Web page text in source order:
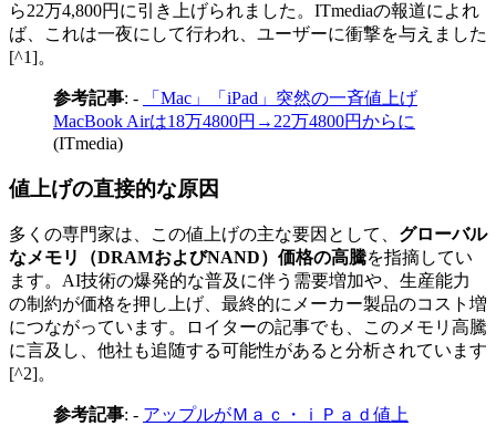
ら22万4,800円に引き上げられました。ITmediaの報道によれ
ば、これは一夜にして行われ、ユーザーに衝撃を与えました
[^1]。
参考記事: -
「Mac」「iPad」突然の一斉値上げ
MacBook Airは18万4800円→22万4800円からに
(ITmedia)
値上げの直接的な原因
多くの専門家は、この値上げの主な要因として、 グローバル
なメモリ（DRAMおよびNAND）価格の高騰を指摘してい
ます。AI技術の爆発的な普及に伴う需要増加や、生産能力
の制約が価格を押し上げ、最終的にメーカー製品のコスト増
につながっています。ロイターの記事でも、このメモリ高騰
に言及し、他社も追随する可能性があると分析されています
[^2]。
参考記事: - アップルがＭａｃ・ｉＰａｄ値上